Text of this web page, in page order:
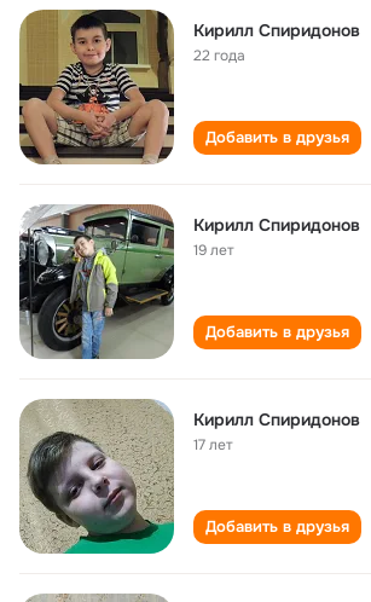
Кирилл Спиридонов
22 года
Добавить в друзья
Кирилл Спиридонов
19 лет
Добавить в друзья
Кирилл Спиридонов
17 лет
Добавить в друзья